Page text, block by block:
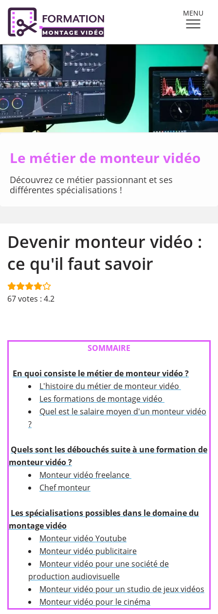
MENU
Le métier de monteur vidéo
Découvrez ce métier passionnant et ses
différentes spécialisations !
Devenir monteur vidéo :
ce qu'il faut savoir
67votes : 4.2
SOMMAIRE
En quoi consiste le métier de monteur vidéo ?
L'histoire du métier de monteur vidéo
Les formations de montage vidéo
Quel est le salaire moyen d'un monteur vidéo
?
Quels sont les débouchés suite à une formation de
monteur vidéo ?
Monteur vidéo freelance
Chef monteur
Les spécialisations possibles dans le domaine du
montage vidéo
Monteur vidéo Youtube
Monteur vidéo publicitaire
Monteur vidéo pour une société de
production audiovisuelle
Monteur vidéo pour un studio de jeux vidéos
Monteur vidéo pour le cinéma